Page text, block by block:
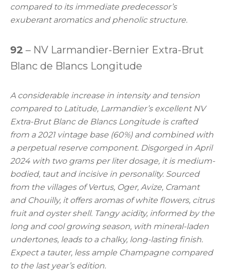
compared to its immediate predecessor’s
exuberant aromatics and phenolic structure.
92 – NV Larmandier-Bernier Extra-Brut
Blanc de Blancs Longitude
A considerable increase in intensity and tension
compared to Latitude, Larmandier’s excellent NV
Extra-Brut Blanc de Blancs Longitude is crafted
from a 2021 vintage base (60%) and combined with
a perpetual reserve component. Disgorged in April
2024 with two grams per liter dosage, it is medium-
bodied, taut and incisive in personality. Sourced
from the villages of Vertus, Oger, Avize, Cramant
and Chouilly, it offers aromas of white flowers, citrus
fruit and oyster shell. Tangy acidity, informed by the
long and cool growing season, with mineral-laden
undertones, leads to a chalky, long-lasting finish.
Expect a tauter, less ample Champagne compared
to the last year’s edition.